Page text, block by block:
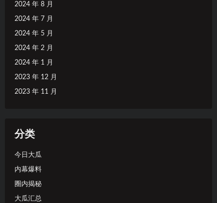
2024 年 8 月
2024 年 7 月
2024 年 5 月
2024 年 2 月
2024 年 1 月
2023 年 12 月
2023 年 11 月
分类
今日大瓜
内幕爆料
圈内揭秘
大瓜汇总